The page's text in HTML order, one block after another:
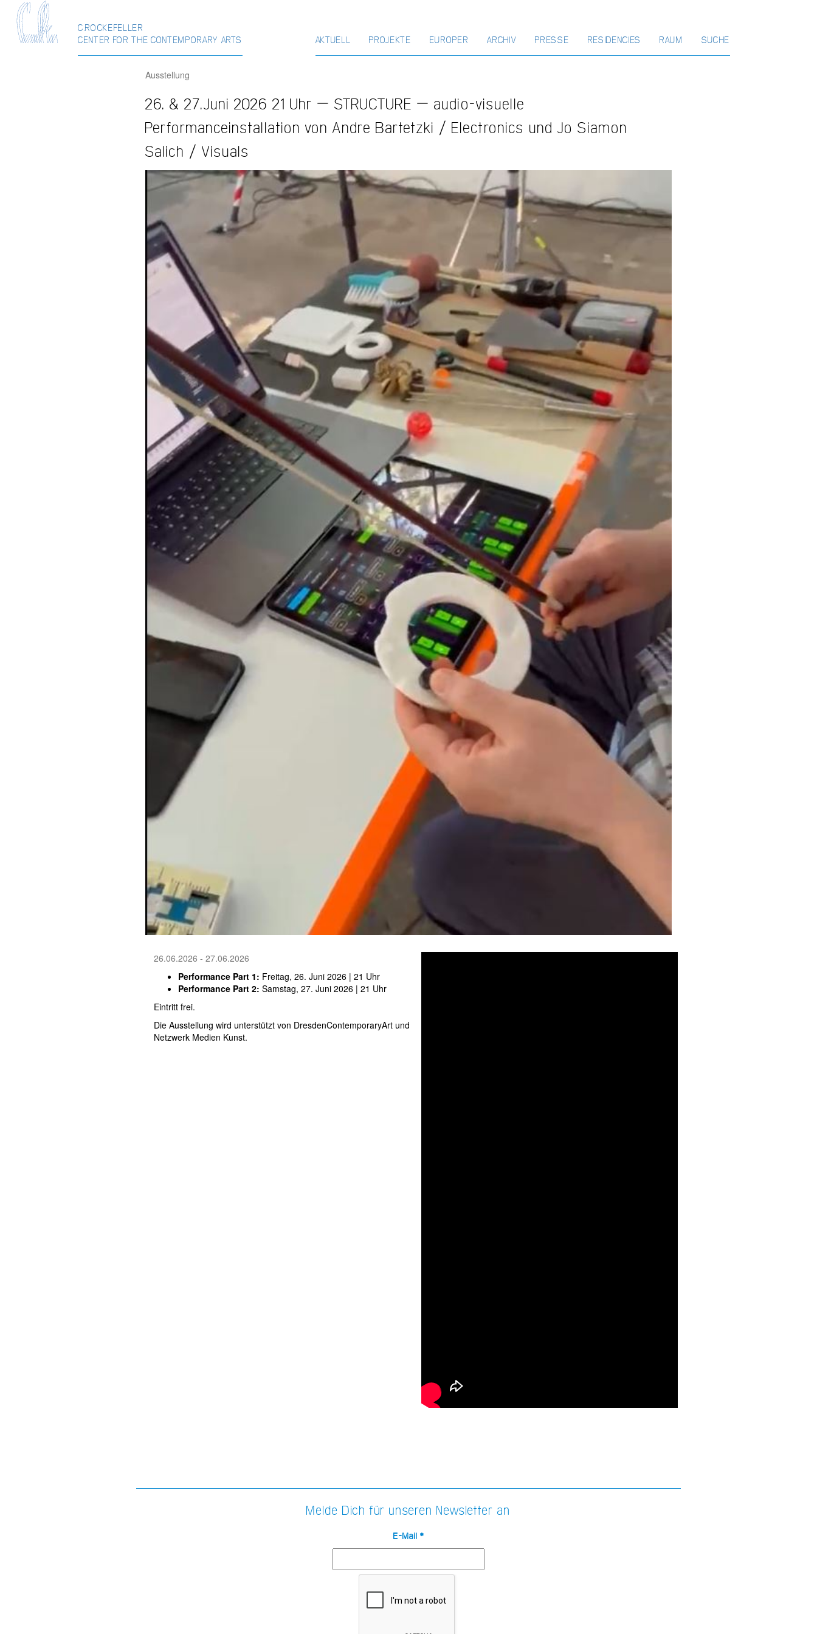
C.ROCKEFELLER
CENTER FOR THE CONTEMPORARY ARTS
AKTUELL PROJEKTE EUROPER ARCHIV PRESSE RESIDENCIES RAUM SUCHE
Ausstellung
26. & 27.Juni 2026 21 Uhr – STRUCTURE – audio-visuelle
Performanceinstallation von Andre Bartetzki / Electronics und Jo Siamon
Salich / Visuals
26.06.2026 - 27.06.2026
Performance Part 1: Freitag, 26. Juni 2026 | 21 Uhr
Performance Part 2: Samstag, 27. Juni 2026 | 21 Uhr
Eintritt frei.
Die Ausstellung wird unterstützt von DresdenContemporaryArt und
Netzwerk Medien Kunst.
Melde Dich für unseren Newsletter an
E-Mail *